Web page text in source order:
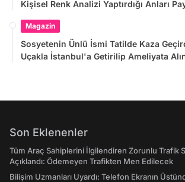
Kişisel Renk Analizi Yaptırdığı Anları
Magazin
Sosyetenin Ünlü İsmi Tatilde Kaza
Uçakla İstanbul'a Getirilip Ameliyata
Son Eklenenler
Tüm Araç Sahiplerini İlgilendiren Zorunlu Trafik
Açıklandı: Ödemeyen Trafikten Men Edilecek
Bilişim Uzmanları Uyardı: Telefon Ekranın